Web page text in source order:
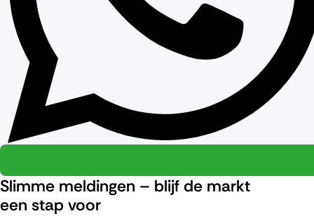
Slimme meldingen – blijf de markt
een stap voor